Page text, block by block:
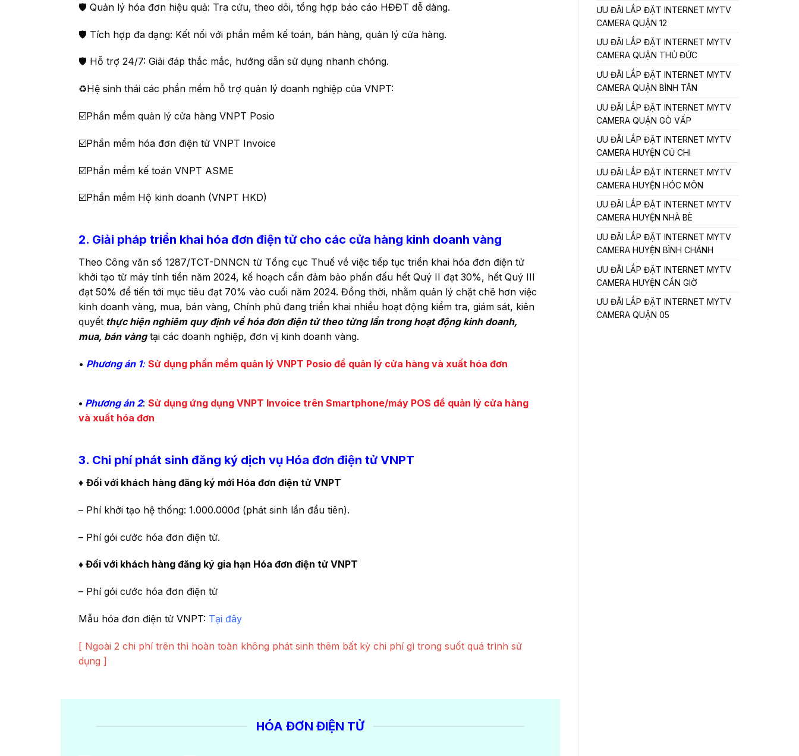
🛡 Quản lý hóa đơn hiệu quả: Tra cứu, theo dõi, tổng hợp báo cáo HĐĐT dễ dàng.
🛡 Tích hợp đa dạng: Kết nối với phần mềm kế toán, bán hàng, quản lý cửa hàng.
🛡 Hỗ trợ 24/7: Giải đáp thắc mắc, hướng dẫn sử dụng nhanh chóng.
♻️Hệ sinh thái các phần mềm hỗ trợ quản lý doanh nghiệp của VNPT:
☑️Phần mềm quản lý cửa hàng VNPT Posio
☑️Phần mềm hóa đơn điện tử VNPT Invoice
☑️Phần mềm kế toán VNPT ASME
☑️Phần mềm Hộ kinh doanh (VNPT HKD)
2. Giải pháp triển khai hóa đơn điện tử cho các cửa hàng kinh doanh vàng
Theo Công văn số 1287/TCT-DNNCN từ Tổng cục Thuế về việc tiếp tục triển khai hóa đơn điện tử
khởi tạo từ máy tính tiền năm 2024, kế hoạch cần đảm bảo phấn đấu hết Quý II đạt 30%, hết Quý III
đạt 50% để tiến tới mục tiêu đạt 70% vào cuối năm 2024. Đồng thời, nhằm quản lý chặt chẽ hơn việc
kinh doanh vàng, mua, bán vàng, Chính phủ đang triển khai nhiều hoạt động kiểm tra, giám sát, kiên
quyết thực hiện nghiêm quy định về hóa đơn điện tử theo từng lần trong hoạt động kinh doanh,
mua, bán vàngtại các doanh nghiệp, đơn vị kinh doanh vàng.
• Phương án 1: Sử dụng phần mềm quản lý VNPT Posio để quản lý cửa hàng và xuất hóa đơn
• Phương án 2: Sử dụng ứng dụng VNPT Invoice trên Smartphone/máy POS để quản lý cửa hàng
và xuất hóa đơn
3. Chi phí phát sinh đăng ký dịch vụ Hóa đơn điện tử VNPT
♦ Đối với khách hàng đăng ký mới Hóa đơn điện tử VNPT
– Phí khởi tạo hệ thống: 1.000.000đ (phát sinh lần đầu tiên).
– Phí gói cước hóa đơn điện tử.
♦ Đối với khách hàng đăng ký gia hạn Hóa đơn điện tử VNPT
– Phí gói cước hóa đơn điện tử
Mẫu hóa đơn điện tử VNPT: Tại đây
[ Ngoài 2 chi phí trên thì hoàn toàn không phát sinh thêm bất kỳ chi phí gì trong suốt quá trình sử
dụng ]
HÓA ĐƠN ĐIỆN TỬ
ƯU ĐÃI LẮP ĐẶT INTERNET MYTV
CAMERA QUẬN 12
ƯU ĐÃI LẮP ĐẶT INTERNET MYTV
CAMERA QUẬN THỦ ĐỨC
ƯU ĐÃI LẮP ĐẶT INTERNET MYTV
CAMERA QUẬN BÌNH TÂN
ƯU ĐÃI LẮP ĐẶT INTERNET MYTV
CAMERA QUẬN GÒ VẤP
ƯU ĐÃI LẮP ĐẶT INTERNET MYTV
CAMERA HUYỆN CỦ CHI
ƯU ĐÃI LẮP ĐẶT INTERNET MYTV
CAMERA HUYỆN HÓC MÔN
ƯU ĐÃI LẮP ĐẶT INTERNET MYTV
CAMERA HUYỆN NHÀ BÈ
ƯU ĐÃI LẮP ĐẶT INTERNET MYTV
CAMERA HUYỆN BÌNH CHÁNH
ƯU ĐÃI LẮP ĐẶT INTERNET MYTV
CAMERA HUYỆN CẦN GIỜ
ƯU ĐÃI LẮP ĐẶT INTERNET MYTV
CAMERA QUẬN 05